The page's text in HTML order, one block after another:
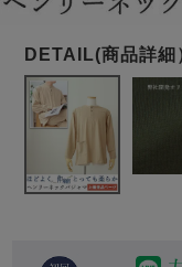
売れ筋ランキング
売れ筋ランキング
- Item Ranking
目的
すべてのメン
ズ
パジャマ